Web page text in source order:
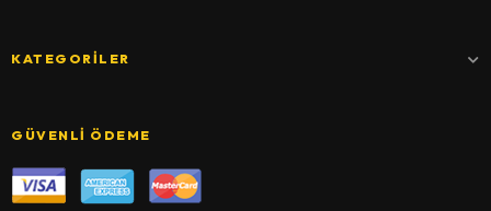
KATEGORILER
GÜVENLI ÖDEME